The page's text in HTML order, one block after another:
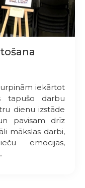
iekārtot
tapušo darbu
dienu izstāde
pavisam drīz
mākslas darbi,
emocijas,